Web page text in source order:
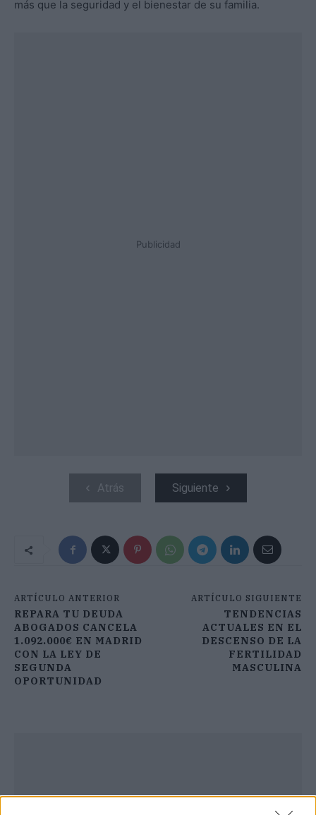
más que la seguridad y el bienestar de su familia.
Publicidad
Atrás Siguiente
ARTÍCULO ANTERIOR
REPARA TU DEUDA
ABOGADOS CANCELA
1.092.000€ EN MADRID
CON LA LEY DE
SEGUNDA
OPORTUNIDAD
ARTÍCULO SIGUIENTE
TENDENCIAS
ACTUALES EN EL
DESCENSO DE LA
FERTILIDAD
MASCULINA